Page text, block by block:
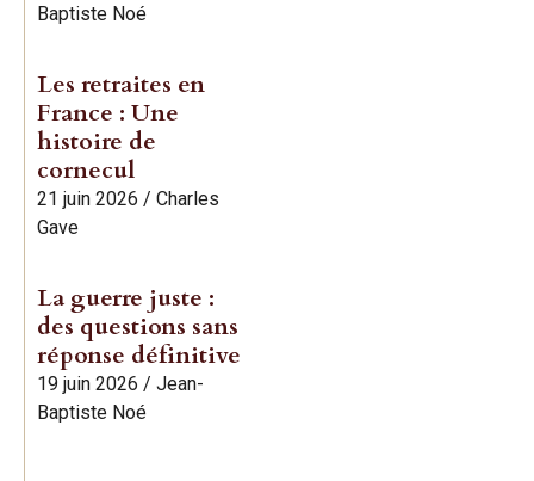
Baptiste Noé
Les retraites en
France : Une
histoire de
cornecul
21 juin 2026 / Charles
Gave
La guerre juste :
des questions sans
réponse définitive
19 juin 2026 / Jean-
Baptiste Noé